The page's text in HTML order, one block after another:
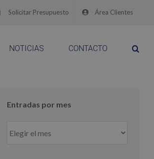
Solicitar Presupuesto Área Clientes
NOTICIAS CONTACTO
Entradas por mes
por